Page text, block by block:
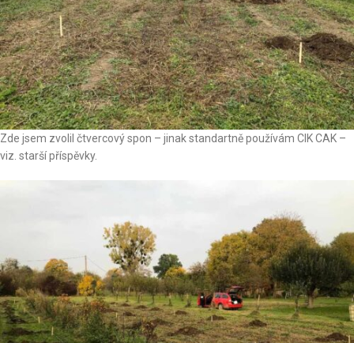
Zde jsem zvolil čtvercový spon – jinak standartně používám CIK CAK –
viz. starší příspěvky.